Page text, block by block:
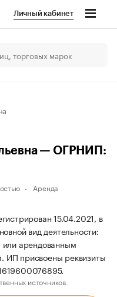
Личный кабинет
— ОГРНИП:
Аренда
15.04.2021, в
вид деятельности:
арендованным
присвоены реквизиты
источников.